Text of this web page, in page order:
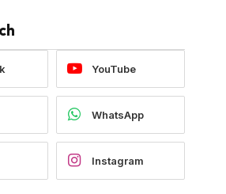
YouTube
WhatsApp
Instagram